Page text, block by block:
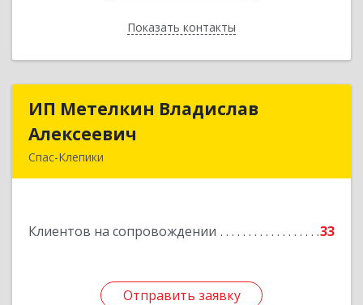
Показать контакты
Назад
ИП Метелкин Владислав
Алексеевич
Спас-Клепики
Клиентов на сопровождении 33
Отправить заявку
ИП Метелкин Владислав
Подробнее
Отправить заявку